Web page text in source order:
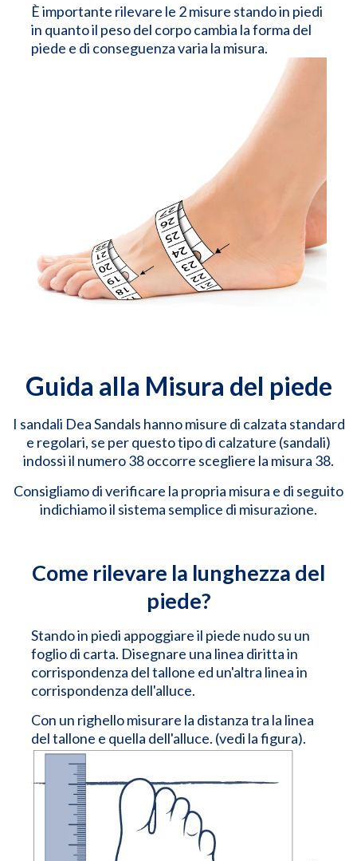
È importante rilevare le 2 misure stando in piedi
in quanto il peso del corpo cambia la forma del
piede e di conseguenza varia la misura.
Guida alla Misura del piede
I sandali Dea Sandals hanno misure di calzata standard
e regolari, se per questo tipo di calzature (sandali)
indossi il numero 38 occorre scegliere la misura 38.
Consigliamo di verificare la propria misura e di seguito
indichiamo il sistema semplice di misurazione.
Come rilevare la lunghezza del
piede?
Stando in piedi appoggiare il piede nudo su un
foglio di carta. Disegnare una linea diritta in
corrispondenza del tallone ed un'altra linea in
corrispondenza dell'alluce.
Con un righello misurare la distanza tra la linea
del tallone e quella dell'alluce. (vedi la figura).